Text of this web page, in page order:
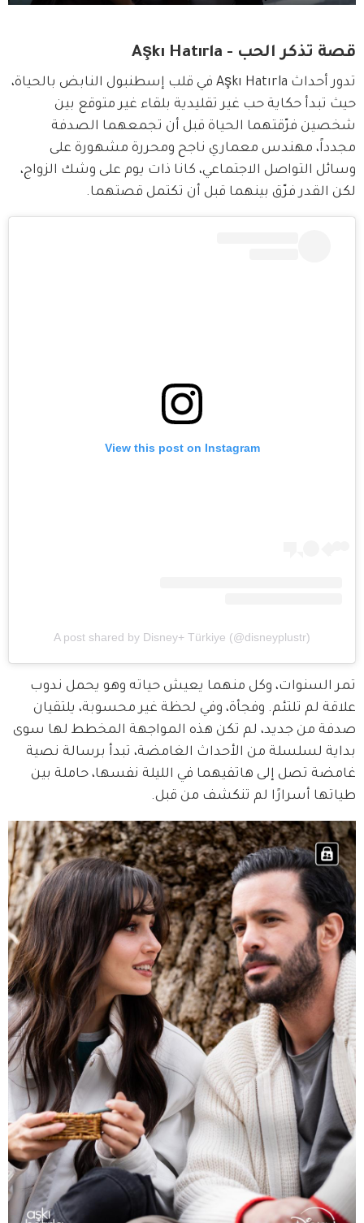
قصة تذكر الحب - Aşkı Hatırla
تدور أحداث Aşkı Hatırla في قلب إسطنبول النابض بالحياة،
حيث تبدأ حكاية حب غير تقليدية بلقاء غير متوقع بين
شخصين فرّقتهما الحياة قبل أن تجمعهما الصدفة
مجدداً، مهندس معماري ناجح ومحررة مشهورة على
وسائل التواصل الاجتماعي، كانا ذات يوم على وشك الزواج،
لكن القدر فرّق بينهما قبل أن تكتمل قصتهما.
View this post on Instagram
A post shared by Disney+ Türkiye (@disneyplustr)
تمر السنوات، وكل منهما يعيش حياته وهو يحمل ندوب
علاقة لم تلتئم. وفجأة، وفي لحظة غير محسوبة، يلتقيان
صدفة من جديد، لم تكن هذه المواجهة المخطط لها سوى
بداية لسلسلة من الأحداث الغامضة، تبدأ برسالة نصية
غامضة تصل إلى هاتفيهما في الليلة نفسها، حاملة بين
طياتها أسرارًا لم تنكشف من قبل.